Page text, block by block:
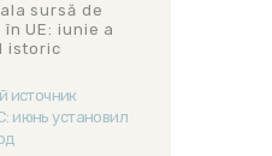
sursă de
UE: iunie a
istoric